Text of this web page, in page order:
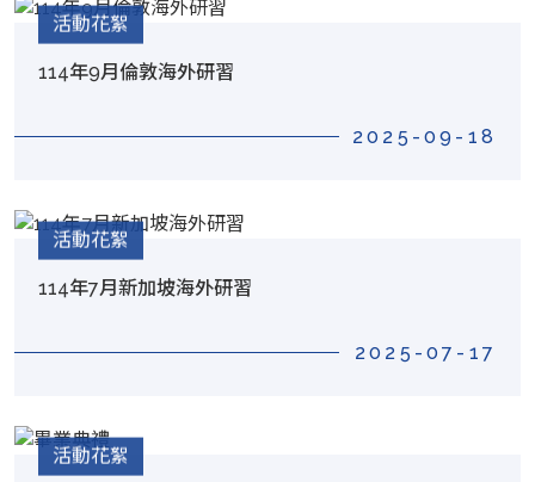
活動花絮
114年9月倫敦海外研習
2025-09-18
活動花絮
114年7月新加坡海外研習
2025-07-17
活動花絮